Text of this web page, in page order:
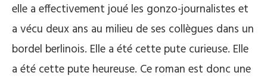
elle a effectivement joué les gonzo-journalistes et
a vécu deux ans au milieu de ses collègues dans un
bordel berlinois. Elle a été cette pute curieuse. Elle
a été cette pute heureuse. Ce roman est donc une